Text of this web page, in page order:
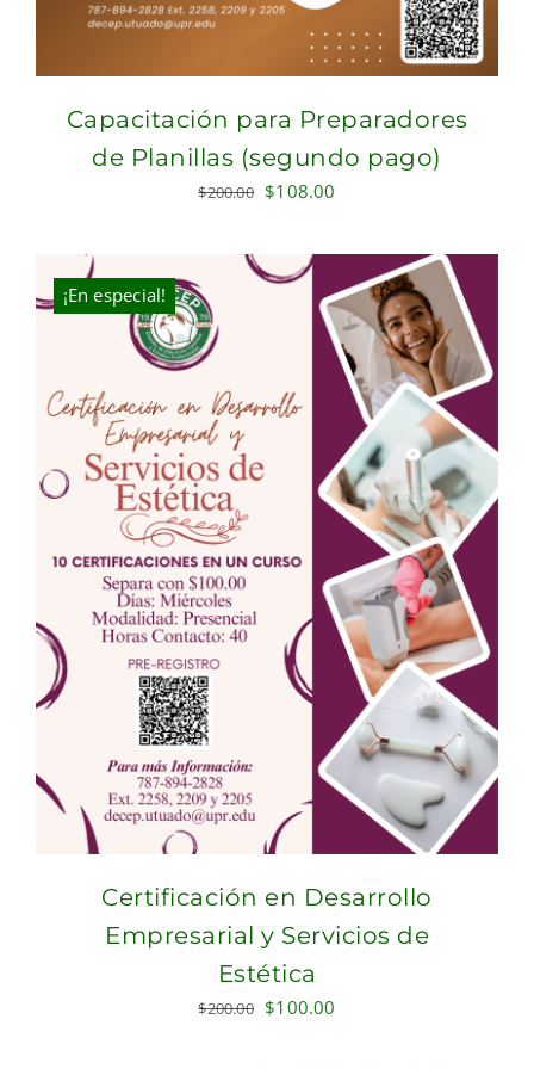
Capacitación para Preparadores
de Planillas (segundo pago)
$200.00 Original
$200.00.
$108.00
is:
$108.00.
¡En especial!
Certificación en Desarrollo
Empresarial y Servicios de
Estética
$200.00 Original
$100.00